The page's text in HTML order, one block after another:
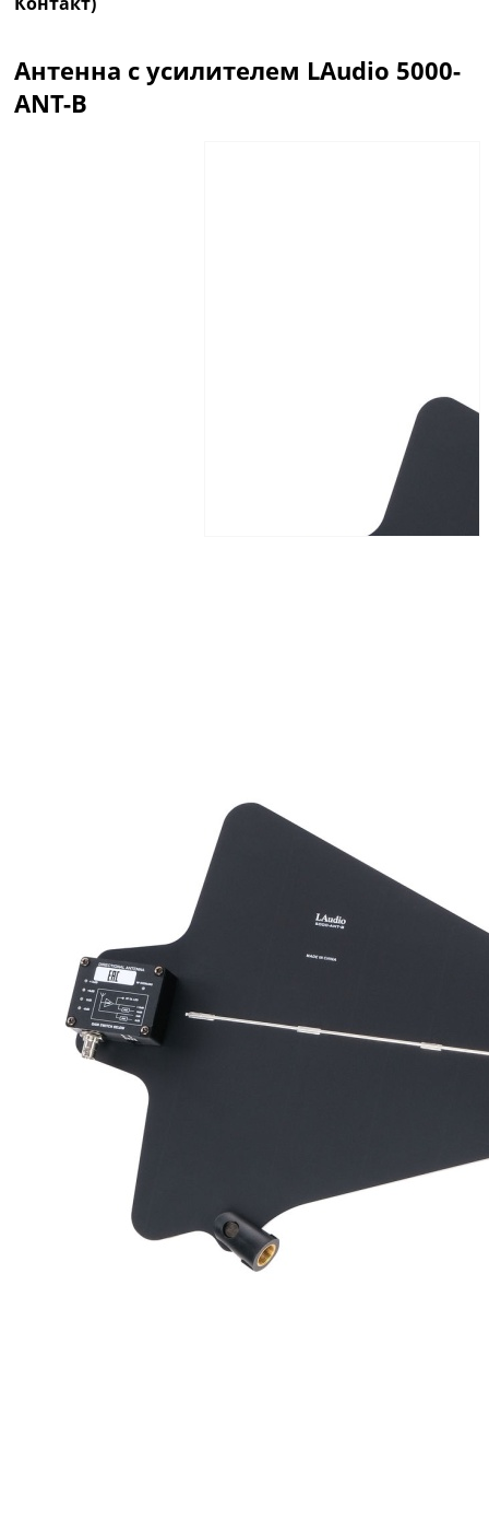
Антенна с усилителем LАudio 5000-
ANT-B